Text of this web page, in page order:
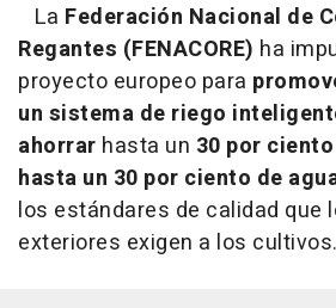
La Federación Nacional de
Regantes (FENACORE) ha
proyecto europeo para
un sistema de riego
ahorrar hasta un 30 por
hasta un 30 por ciento de
los estándares de calidad que
exteriores exigen a los cultivos.